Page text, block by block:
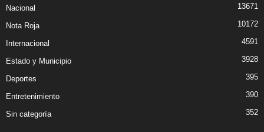
Nacional 13671
Nota Roja 10172
Internacional 4591
Estado y Municipio 3928
Deportes 395
Entretenimiento 390
Sin categoría 352